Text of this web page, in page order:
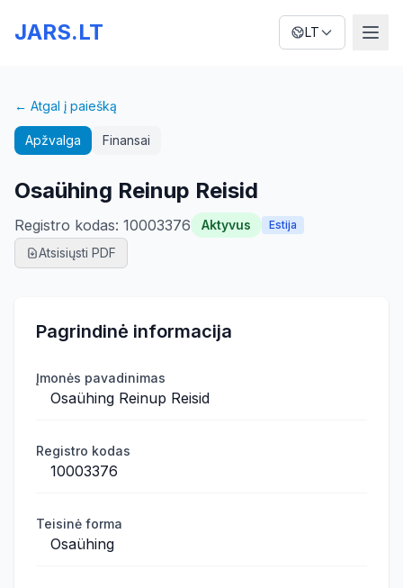
JARS.LT LT
← Atgal į paiešką
Apžvalga Finansai
Osaühing Reinup Reisid
Registro kodas: 10003376 Aktyvus Estija
Atsisiųsti PDF
Pagrindinė informacija
Įmonės pavadinimas
Osaühing Reinup Reisid
Registro kodas
10003376
Teisinė forma
Osaühing